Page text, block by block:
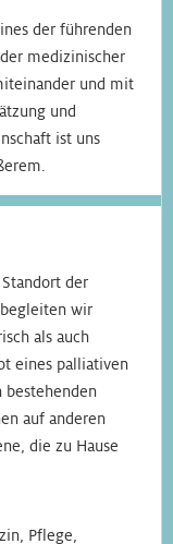
der führenden
medizinischer
und mit
und
ist uns
der
wir
als auch
eines palliativen
bestehenden
auf anderen
die zu Hause
Pflege,